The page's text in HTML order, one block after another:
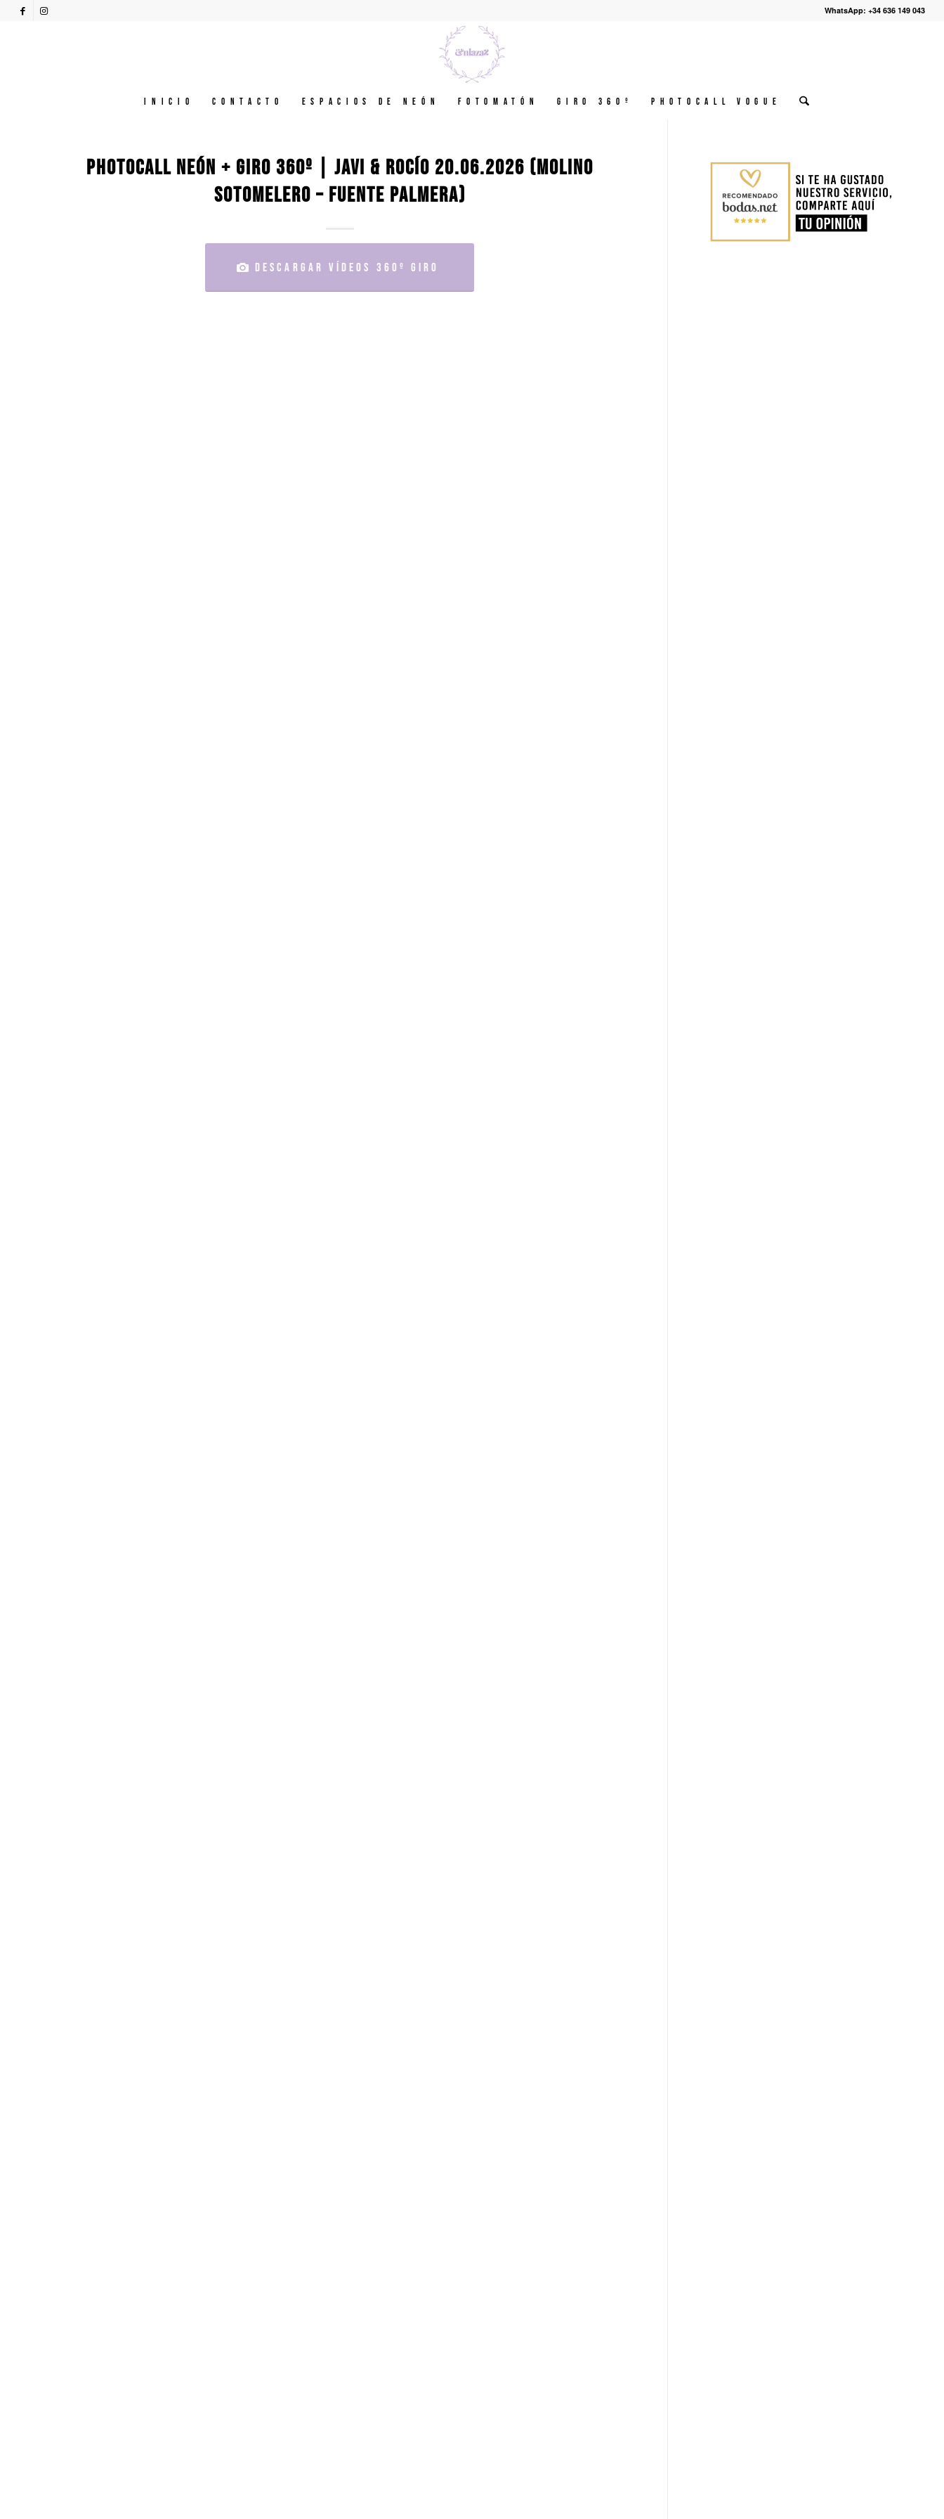
WhatsApp: +34 636 149 043
Inicio Contacto Espacios de neón Fotomatón GIRO 360º Photocall VOGUE
PHOTOCALL NEÓN + GIRO 360º | JAVI & ROCÍO 20.06.2026 (MOLINO
SOTOMELERO – FUENTE PALMERA)
DESCARGAR VÍDEOS 360º GIRO